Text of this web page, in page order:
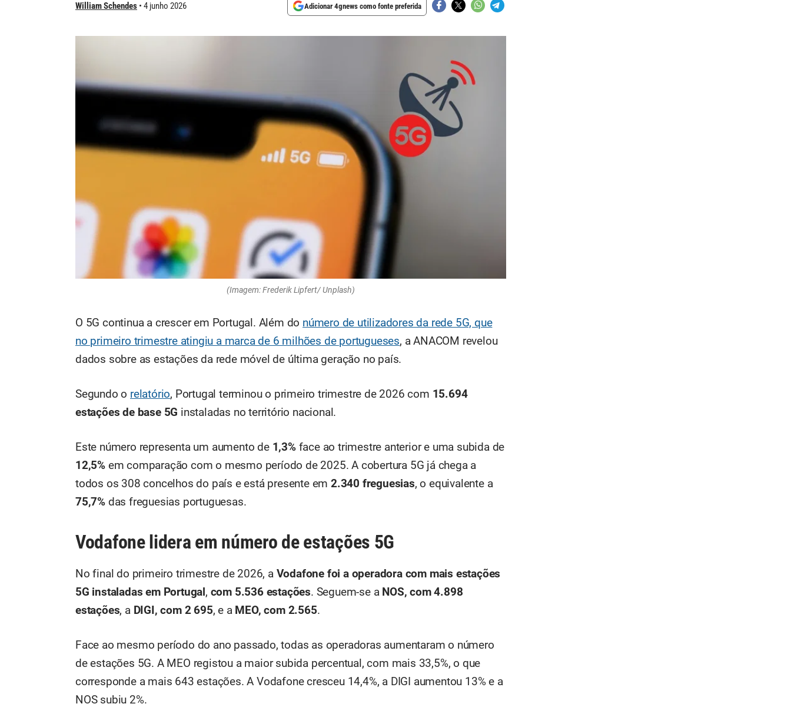
William Schendes 4 junho 2026 Adicionar 4gnews como fonte preferida
(Imagem: Frederik Lipfert/ Unplash)
O 5G continua a crescer em Portugal. Além do número de utilizadores da rede 5G, que
no primeiro trimestre atingiu a marca de 6 milhões de portugueses, a ANACOM revelou
dados sobre as estações da rede móvel de última geração no país.
Segundo o relatório, Portugal terminou o primeiro trimestre de 2026 com 15.694
estações de base 5G instaladas no território nacional.
Este número representa um aumento de 1,3%face ao trimestre anterior e uma subida de
12,5% em comparação com o mesmo período de 2025. A cobertura 5G já chega a
todos os 308 concelhos do país e está presente em 2.340 freguesias, o equivalente a
75,7% das freguesias portuguesas.
Vodafone lidera em número de estações 5G
No final do primeiro trimestre de 2026, a Vodafone foi a operadora com mais estações
5G instaladas em Portugal , com 5.536 estações. Seguem-se a NOS, com 4.898
estações, a DIGI, com 2 695, e a MEO, com 2.565.
Face ao mesmo período do ano passado, todas as operadoras aumentaram o número
de estações 5G. A MEO registou a maior subida percentual, com mais 33,5%, o que
corresponde a mais 643 estações. A Vodafone cresceu 14,4%, a DIGI aumentou 13% e a
NOS subiu 2%.